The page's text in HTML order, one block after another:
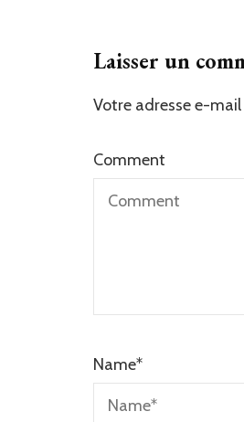
Laisser un
Votre adresse e-mail
Comment
Name*